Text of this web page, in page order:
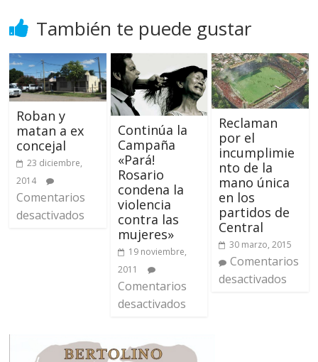
También te puede gustar
Roban y
matan a ex
concejal
23 diciembre,
2014
Comentarios
desactivados
Continúa la
Campaña
«Pará!
Rosario
condena la
violencia
contra las
mujeres»
19 noviembre,
2011
Comentarios
desactivados
Reclaman
por el
incumplimie
nto de la
mano única
en los
partidos de
Central
30 marzo, 2015
Comentarios
desactivados